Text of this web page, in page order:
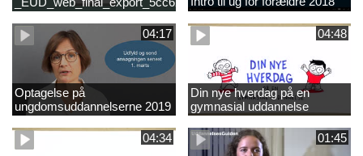
04:17
Optagelse på
ungdomsuddannelserne 2019
04:48
Din nye hverdag på en
gymnasial uddannelse
04:34 01:45